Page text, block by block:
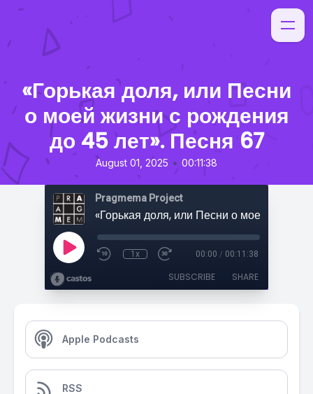
«Горькая доля, или Песни
о моей жизни с рождения
до 45 лет». Песня 67
August 01, 2025 • 00:11:38
Pragmema Project
1x 00:00 / 00:11:38
SUBSCRIBE SHARE
Apple Podcasts
RSS